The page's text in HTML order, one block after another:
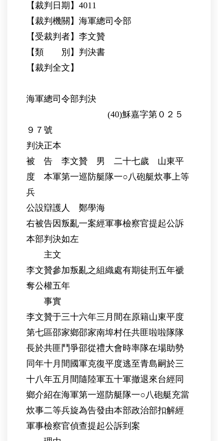
【裁判日期】4011
【裁判機關】海軍總司令部
【受裁判者】李文贊
【類 別】判決書
【裁判全文】
海軍總司令部判決
(40)穌嘉字第０２５
９７號
判決正本
被 告 李文贊 男 二十七歲 山東平
度 本軍第一巡防艇隊一○八砲艇炊事上等
兵
公設辯護人 鄭學海
右被告因叛亂一案經軍事檢察官提起公訴
本部判決如左
主文
李文贊參加叛亂之組織處有期徒刑五年褫
奪公權五年
事實
李文贊于三十六年三月間在原籍山東平度
第七區邵家鄉邵家南埠村任共匪啦啦隊隊
長於共匪鬥爭邵從禮大會時率隊在場助勢
同年十月間國軍克復平度逃至青島嗣於三
十八年五月間隨陸軍五十軍撤退來台經同
鄉介紹在海軍第一巡防艇隊一○八砲艇充當
炊事二等兵旋為告發由本部政治部扣解經
軍事檢察官偵查提起公訴到案